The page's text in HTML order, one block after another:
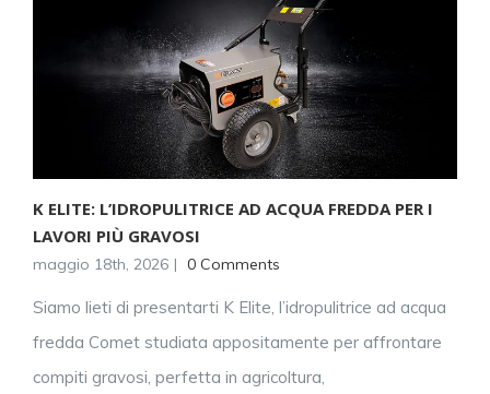
K ELITE: L’IDROPULITRICE AD ACQUA FREDDA PER I
LAVORI PIÙ GRAVOSI
maggio 18th, 2026 | 0 Comments
Siamo lieti di presentarti K Elite, l’idropulitrice ad acqua
fredda Comet studiata appositamente per affrontare
compiti gravosi, perfetta in agricoltura,